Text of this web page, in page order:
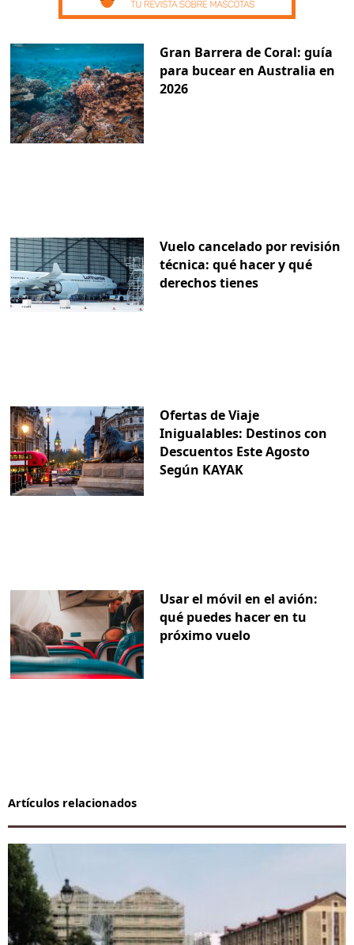
Gran Barrera de Coral: guía
para bucear en Australia en
2026
Vuelo cancelado por revisión
técnica: qué hacer y qué
derechos tienes
Ofertas de Viaje
Inigualables: Destinos con
Descuentos Este Agosto
Según KAYAK
Usar el móvil en el avión:
qué puedes hacer en tu
próximo vuelo
Artículos relacionados